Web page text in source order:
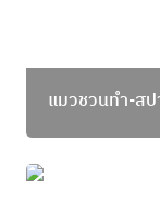
แมวชวนทำ-ส
แมวชวนทำ-ปลา